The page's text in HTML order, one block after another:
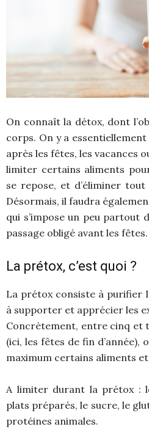
On connaît la détox, dont
corps. On y a
après les fêtes, les vacances
limiter certains aliments
se repose, et d’éliminer
Désormais, il faudra
qui s’impose un peu partout
passage obligé avant les fêtes.
La prétox, c’est quoi ?
La prétox consiste à purifier
à supporter et apprécier les
Concrètement, entre cinq et
(ici, les fêtes de fin
maximum certains aliments
A limiter durant la prétox :
plats préparés, le sucre, le
protéines animales.